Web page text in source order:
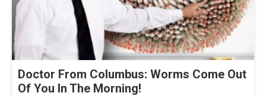
Doctor From Columbus: Worms Come Out
Of You In The Morning!